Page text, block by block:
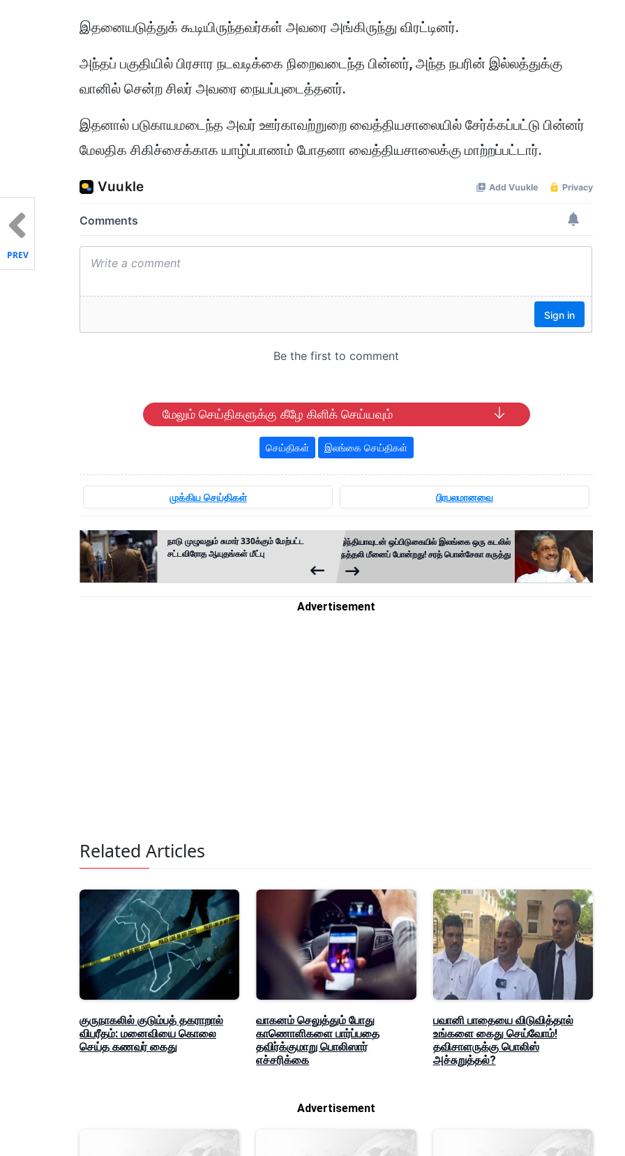
இதனையடுத்துக் கூடியிருந்தவர்கள் அவரை அங்கிருந்து விரட்டினர்.
அந்தப் பகுதியில் பிரசார நடவடிக்கை நிறைவடைந்த பின்னர், அந்த நபரின் இல்லத்துக்கு
வானில் சென்ற சிலர் அவரை நையப்புடைத்தனர்.
இதனால் படுகாயமடைந்த அவர் ஊர்காவற்றுறை வைத்தியசாலையில் சேர்க்கப்பட்டு பின்னர்
மேலதிக சிகிச்சைக்காக யாழ்ப்பாணம் போதனா வைத்தியசாலைக்கு மாற்றப்பட்டார்.
மேலும் செய்திகளுக்கு கீழே கிளிக் செய்யவும்
செய்திகள் இலங்கை செய்திகள்
முக்கிய செய்திகள் பிரபலமானவை
நாடு முழுவதும் சுமார் 330க்கும் மேற்பட்ட
சட்டவிரோத ஆயுதங்கள் மீட்பு
இந்தியாவுடன் ஒப்பிடுகையில் இலங்கை ஒரு கடலில்
நெத்தலி மீனைப் போன்றது! சரத் பொன்சேகா கருத்து
PREV
Advertisement
Related Articles
குருநாகலில் குடும்பத் தகராறால்
விபரீதம்: மனைவியை கொலை
செய்த கணவர் கைது
வாகனம் செலுத்தும் போது
காணொளிகளை பார்ப்பதை
தவிர்க்குமாறு பொலிஸார்
எச்சரிக்கை
பவானி பாதையை விடுவித்தால்
உங்களை கைது செய்வோம்!
தவிசாளருக்கு பொலிஸ்
அச்சுறுத்தல்?
Advertisement